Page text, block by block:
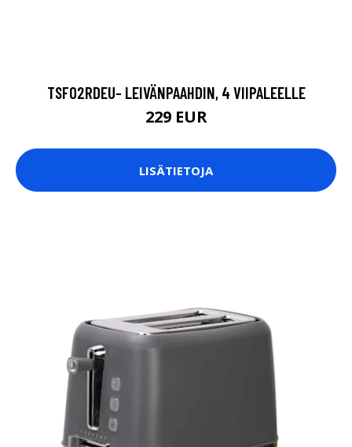
TSF02RDEU- LEIVÄNPAAHDIN, 4 VIIPALEELLE
229 EUR
LISÄTIETOJA